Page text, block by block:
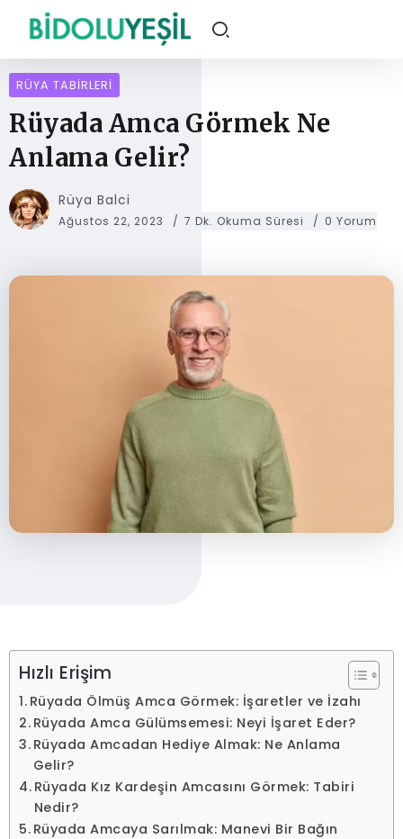
RÜYA TABIRLERI
Rüyada Amca Görmek Ne
Anlama Gelir?
Rüya Balci
Ağustos 22, 2023 7 Dk. Okuma Süresi 0 Yorum
Hızlı Erişim
Rüyada Ölmüş Amca Görmek: İşaretler ve İzahı
Rüyada Amca Gülümsemesi: Neyi İşaret Eder?
Rüyada Amcadan Hediye Almak: Ne Anlama
Gelir?
Rüyada Kız Kardeşin Amcasını Görmek: Tabiri
Nedir?
Rüyada Amcaya Sarılmak: Manevi Bir Bağın